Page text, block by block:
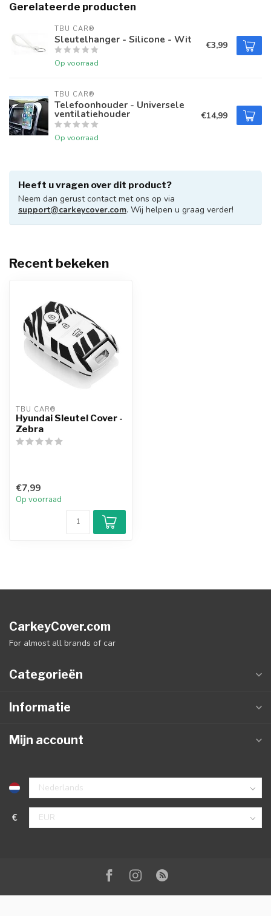
Gerelateerde producten
TBU CAR®
Sleutelhanger - Silicone - Wit
Op voorraad
€3,99
TBU CAR®
Telefoonhouder - Universele
ventilatiehouder
Op voorraad
€14,99
Heeft u vragen over dit product?
Neem dan gerust contact met ons op via
support@carkeycover.com. Wij helpen u graag verder!
Recent bekeken
TBU CAR®
Hyundai Sleutel Cover -
Zebra
€7,99
Op voorraad
CarkeyCover.com
For almost all brands of car
Categorieën
Informatie
Mijn account
€